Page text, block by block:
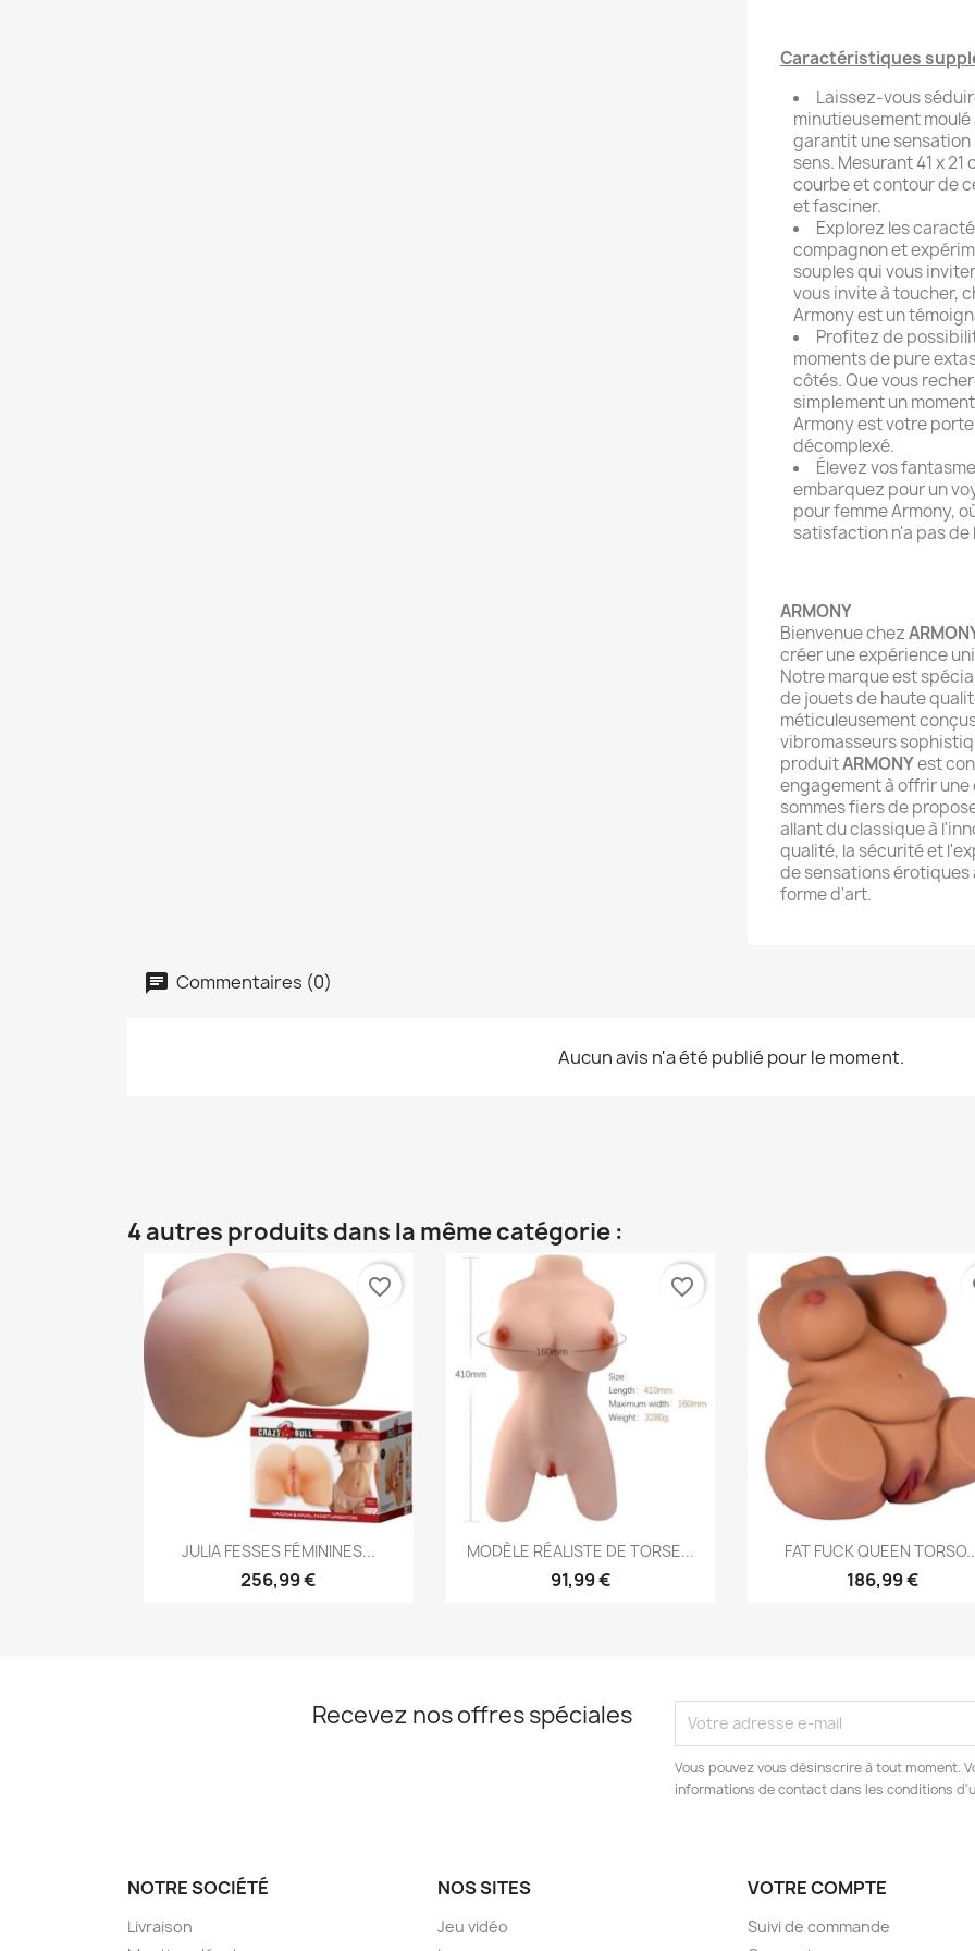
Caractéristiques
Laissez-vous
minutieusement
garantit une
sens. Mesurant 41 x
courbe et contour de
et fasciner.
Explorez les
compagnon et
souples qui vous
vous invite à toucher,
Armony est un
Profitez de
moments de pure
côtés. Que vous
simplement un
Armony est votre
décomplexé.
Élevez vos
embarquez pour un
pour femme Armony,
satisfaction n'a pas de
ARMONY
Bienvenue chez
créer une expérience
Notre marque est
de jouets de haute
méticuleusement
vibromasseurs
produitARMONYest
engagement à offrir
sommes fiers de
allant du classique à
qualité, la sécurité et
de sensations érotiques
forme d'art.
Commentaires (0)
Aucun avis n'a été publié pour le moment.
4 autres produits dans la même catégorie :
Aperçu rapide
JULIA FESSES FÉMININES...
256,99 €
favorite_border
 Aperçu rapide
MODÈLE RÉALISTE DE TORSE...
91,99 €
favorite_border
Aperçu rapide
FAT FUCK QUEEN
186,99 €
Recevez nos offres spéciales
Vous pouvez vous désinscrire à tout moment.
informations de contact dans les conditions
NOTRE SOCIÉTÉ
Livraison
NOS SITES
Jeu vidéo
VOTRE COMPTE
Suivi de commande